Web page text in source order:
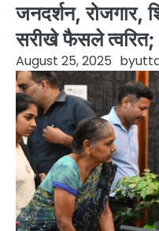
जनदर्शन, रोजगार,
सरीखे फैसले त्वरित;
August 25, 2025 by